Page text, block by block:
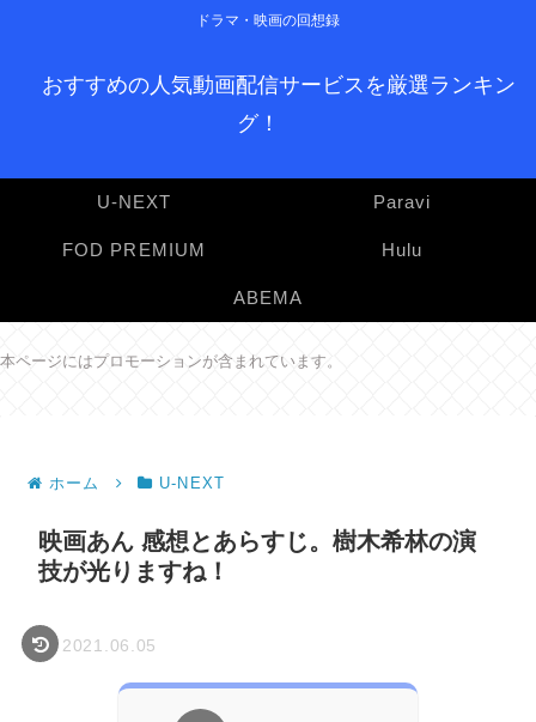
ドラマ・映画の回想録
おすすめの人気動画配信サービスを厳選ランキン
グ！
U-NEXT Paravi
FOD PREMIUM Hulu
ABEMA
本ページにはプロモーションが含まれています。
ホーム U-NEXT
映画あん 感想とあらすじ。樹木希林の演
技が光りますね！
2021.06.05